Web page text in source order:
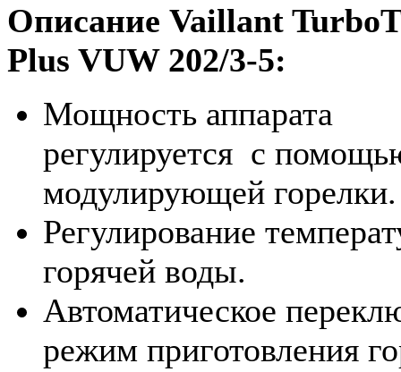
Описание Vaillant
Plus VUW 202/3-5:
Мощность аппарата
регулируется с
модулирующей горелки.
Регулирование
горячей воды.
Автоматическое
режим приготовления